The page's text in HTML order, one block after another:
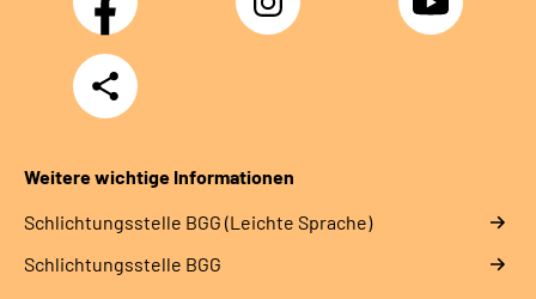
Teilen
Weitere wichtige Informationen
Schlich­tungs­stel­le BGG (Leichte Sprache)
Schlich­tungs­stel­le BGG